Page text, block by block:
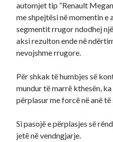
automjet tip “Renault
me shpejtësi në momentin
segmentit rrugor ndodhej
aksi rezulton ende në
nevojshme rrugore.
Për shkak të humbjes së
mundur të marrë kthesën,
përplasur me forcë në anë të
Si pasojë e përplasjes së
jetë në vendngjarje.